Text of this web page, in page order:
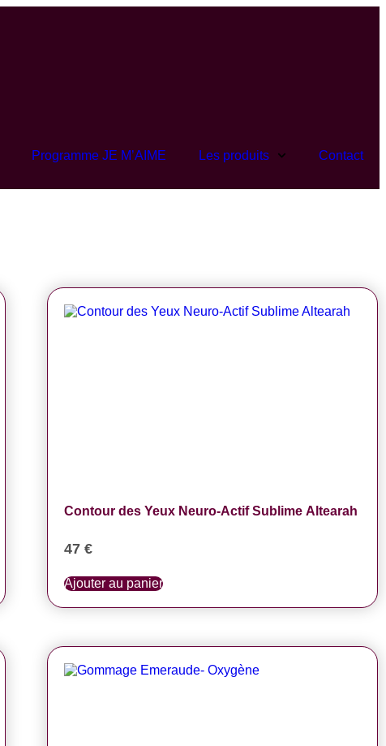
Programme JE M’AIME Les produits Contact
Contour des Yeux Neuro-Actif Sublime Altearah
47 €
Ajouter au panier